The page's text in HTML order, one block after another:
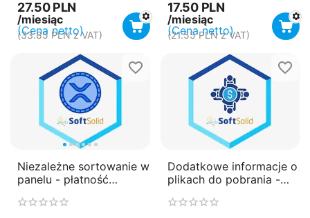
(subskrypcja)
27.50 PLN
/miesiąc
(Cena netto)
(33.85 PLNz VAT)
17.50 PLN
/miesiąc
(Cena netto)
(21.55 PLNz VAT)
Niezależne sortowanie w
panelu - płatność
(subskrypcja)
Dodatkowe informacje o
plikach do pobrania -
(subskrypcja)